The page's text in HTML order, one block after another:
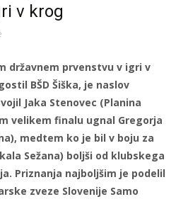
v krog
državnem prvenstvu v igri v
BŠD Šiška, je naslov
Jaka Stenovec (Planina
velikem finalu ugnal Gregorja
medtem ko je bil v boju za
Sežana) boljši od klubskega
Priznanja najboljšim je podelil
zveze Slovenije Samo